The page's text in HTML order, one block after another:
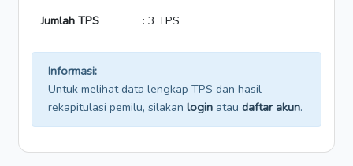
Jumlah TPS : 3 TPS
Informasi:
Untuk melihat data lengkap TPS dan hasil
rekapitulasi pemilu, silakan login atau daftar akun.